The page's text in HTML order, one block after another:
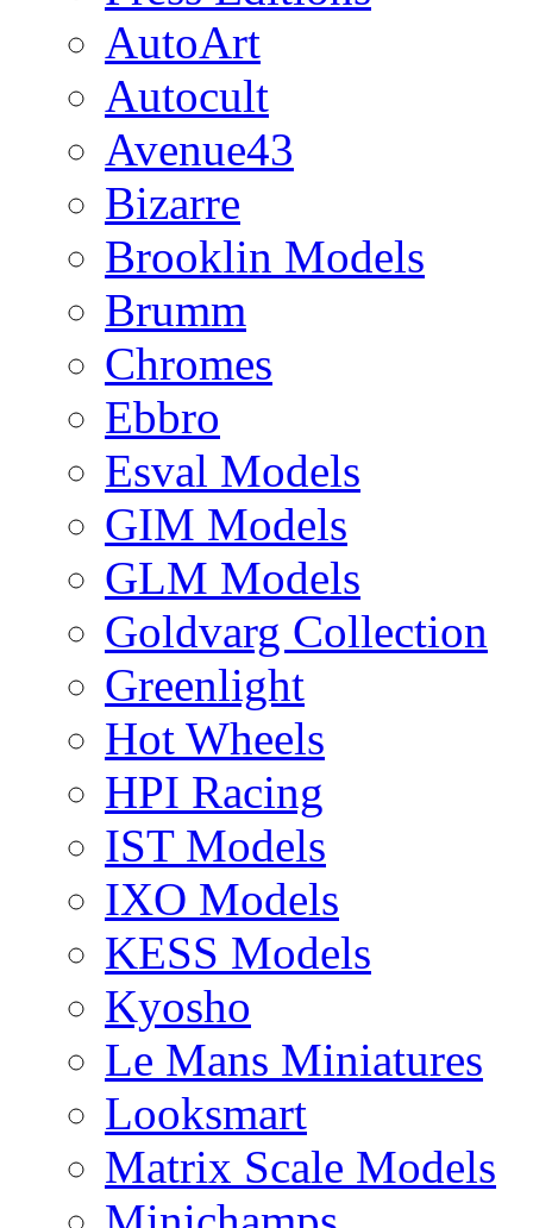
AutoArt
Autocult
Avenue43
Bizarre
Brooklin Models
Brumm
Chromes
Ebbro
Esval Models
GIM Models
GLM Models
Goldvarg Collection
Greenlight
Hot Wheels
HPI Racing
IST Models
IXO Models
KESS Models
Kyosho
Le Mans Miniatures
Looksmart
Matrix Scale Models